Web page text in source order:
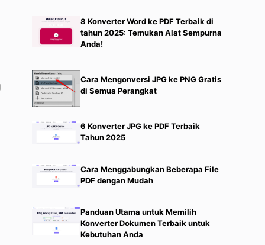
8 Konverter Word ke PDF Terbaik di
tahun 2025: Temukan Alat Sempurna
Anda!
Cara Mengonversi JPG ke PNG Gratis
di Semua Perangkat
6 Konverter JPG ke PDF Terbaik
Tahun 2025
Cara Menggabungkan Beberapa File
PDF dengan Mudah
Panduan Utama untuk Memilih
Konverter Dokumen Terbaik untuk
Kebutuhan Anda